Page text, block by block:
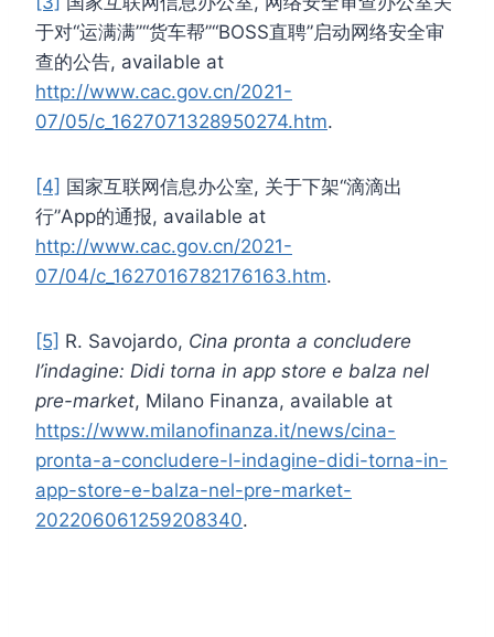
于对“运满满”“货车帮”“BOSS直聘”启动网络安全审
查的公告, available at
http://www.cac.gov.cn/2021-
07/05/c_1627071328950274.htm.
[4] 国家互联网信息办公室, 关于下架“滴滴出
行”App的通报, available at
http://www.cac.gov.cn/2021-
07/04/c_1627016782176163.htm.
[5] R. Savojardo, Cina pronta a concludere
l’indagine: Didi torna in app store e balza nel
pre-market, Milano Finanza, available at
https://www.milanofinanza.it/news/cina-
pronta-a-concludere-l-indagine-didi-torna-in-
app-store-e-balza-nel-pre-market-
202206061259208340.